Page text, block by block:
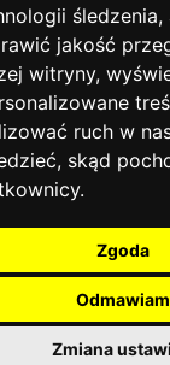
śledzenia,
jakość
witryny,
ruch w
skąd
Zgoda
Odmawiam
Zmiana
KULTURY MIASTA
Translated by
Zamówienia publiczne|